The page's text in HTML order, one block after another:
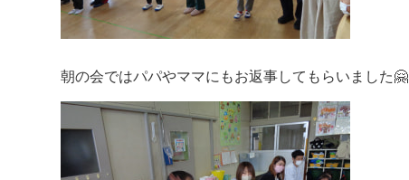
朝の会ではパパやママにもお返事してもらいました🤗